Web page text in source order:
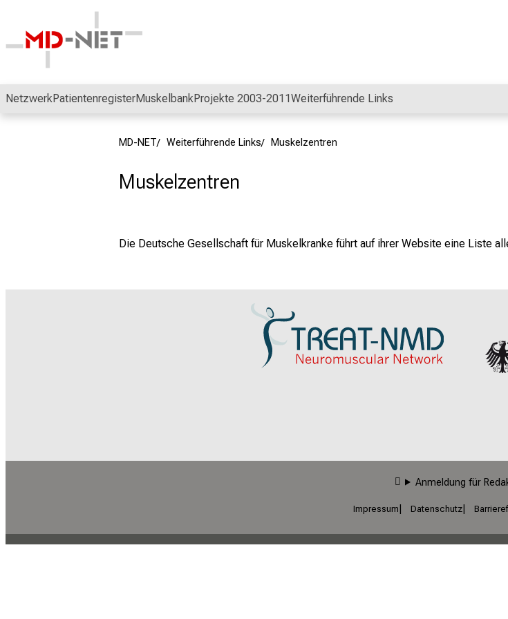
NetzwerkPatientenregisterMuskelbankProjekte 2003-2011Weiterführende Links
MD-NET Weiterführende Links Muskelzentren
Muskelzentren
Die Deutsche Gesellschaft für Muskelkranke führt auf ihrer Website eine Liste
Anmeldung für
Impressum Datenschutz